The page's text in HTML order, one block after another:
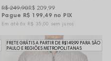
Pague R$ 199,49 no PIX
R$ 249,90R$ 209,99
6x R$ 35,00 sem juros
FRETE GRÁTIS A PARTIR DE R$149,99 PARA SÃO
PAULO E REGIÕES METROPOLITANAS